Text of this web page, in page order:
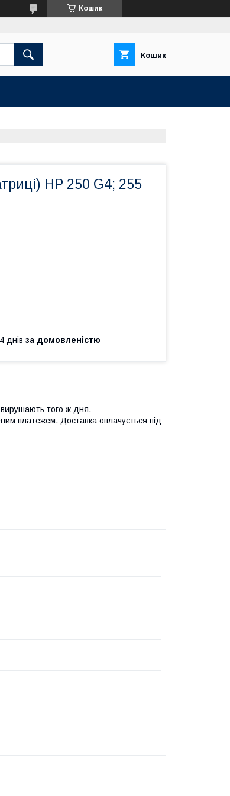
Кошик
Кошик
HP 250 G4; 255
днів за домовленістю
вирушають того ж дня.
платежем. Доставка оплачується під